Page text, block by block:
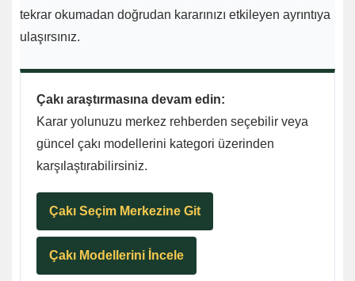
tekrar okumadan doğrudan kararınızı etkileyen ayrıntıya
ulaşırsınız.
Çakı araştırmasına devam edin:
Karar yolunuzu merkez rehberden seçebilir veya
güncel çakı modellerini kategori üzerinden
karşılaştırabilirsiniz.
Çakı Seçim Merkezine Git
Çakı Modellerini İncele